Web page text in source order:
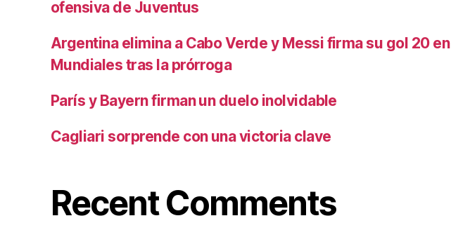
ofensiva de Juventus
Argentina elimina a Cabo Verde y Messi firma su gol 20 en
Mundiales tras la prórroga
París y Bayern firman un duelo inolvidable
Cagliari sorprende con una victoria clave
Recent Comments